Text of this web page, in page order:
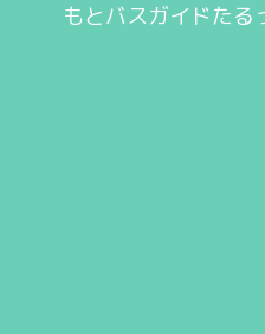
もとバスガイドた